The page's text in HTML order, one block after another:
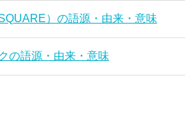
）の語源・由来・意味
の語源・由来・意味